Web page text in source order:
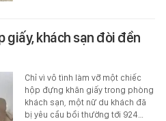
giấy, khách sạn đòi đền
Chỉ vì vô tình làm vỡ một chiếc
hộp đựng khăn giấy trong phòng
khách sạn, một nữ du khách đã
bị yêu cầu bồi thường tới 924…